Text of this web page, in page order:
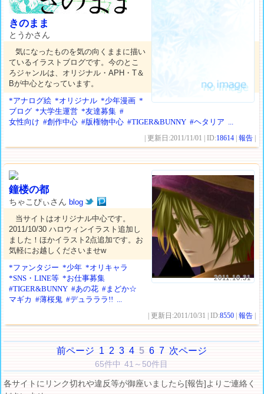
きのまま
とうかさん
気になったものを気の向くままに描い
ているイラストブログです。今のとこ
ろジャンルは、オリジナル・APH・T＆
Bが中心となっています。
*アナログ絵 *オリジナル *少年漫画 *
ブログ *大学生運営 *友達募集 #
女性向け #創作中心 #版権物中心 #TIGER&BUNNY #ヘタリア ...
| 更新日:2011/11/01 | ID:18614 |報告
2011.10.31
鐘楼の都
ちゃこぴぃさんblog
当サイトはオリジナル中心です。
2011/10/30 ハロウィンイラスト追加し
ました！ほかイラスト2点追加です。お
気軽にお越しくださいませw
*ファンタジー *少年 *オリキャラ
*SNS・LINE等 *お仕事募集
#TIGER&BUNNY #あの花 #まどか☆
マギカ #薄桜鬼 #デュラララ!! ...
| 更新日:2011/10/31 | ID:8550 |報告
前ページ 1 2 3 4 5 6 7 次ページ
65件中 41～50件目
各サイトにリンク切れや違反等が御座いましたら[報告]よりご連絡く